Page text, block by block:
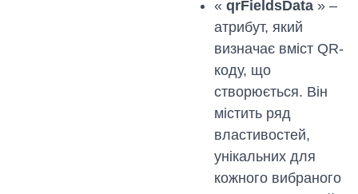
« qrFieldsData » –
атрибут, який
визначає вміст QR-
коду, що
створюється. Він
містить ряд
властивостей,
унікальних для
кожного вибраного